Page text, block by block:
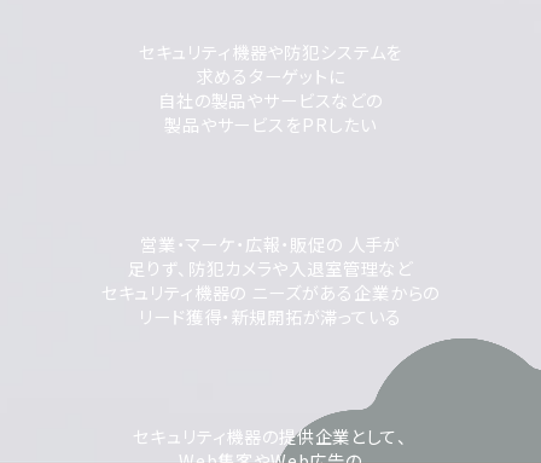
セキュリティ機器や防犯システムを
求めるターゲットに
自社の製品やサービスなどの
製品やサービスをPRしたい
営業・マーケ・広報・販促の 人手が
足りず、防犯カメラや入退室管理など
セキュリティ機器の ニーズがある企業からの
リード獲得・新規開拓が滞っている
セキュリティ機器の提供企業として、